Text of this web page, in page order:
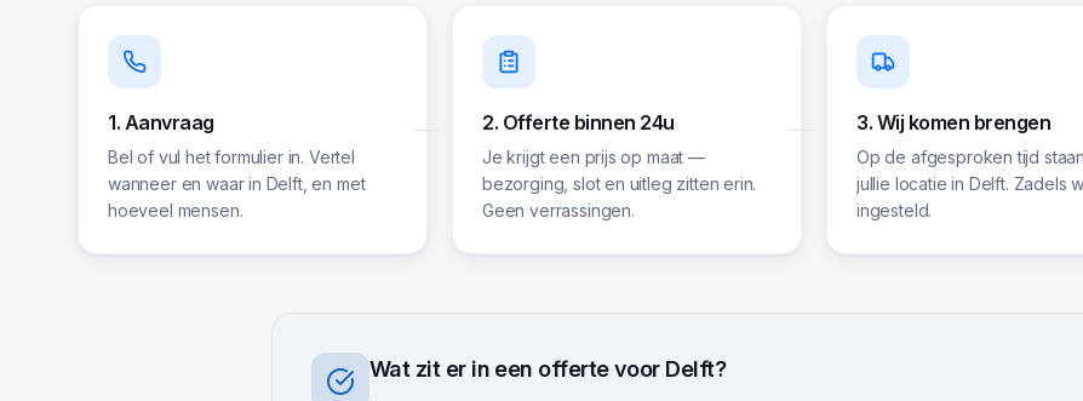
1. Aanvraag
Bel of vul het formulier in. Vertel
wanneer en waar in Delft, en met
hoeveel mensen.
2. Offerte binnen 24u
Je krijgt een prijs op maat —
bezorging, slot en uitleg zitten erin.
Geen verrassingen.
3. Wij komen brengen
Op de afgesproken tijd
jullie locatie in Delft. Zadels
ingesteld.
Wat zit er in een offerte voor Delft?